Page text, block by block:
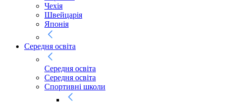
Чехія
Швейцарія
Японія
Середня освіта
Середня освіта
Середня освіта
Спортивні школи